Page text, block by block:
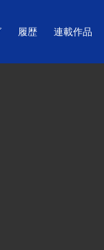
履歴 連載作品